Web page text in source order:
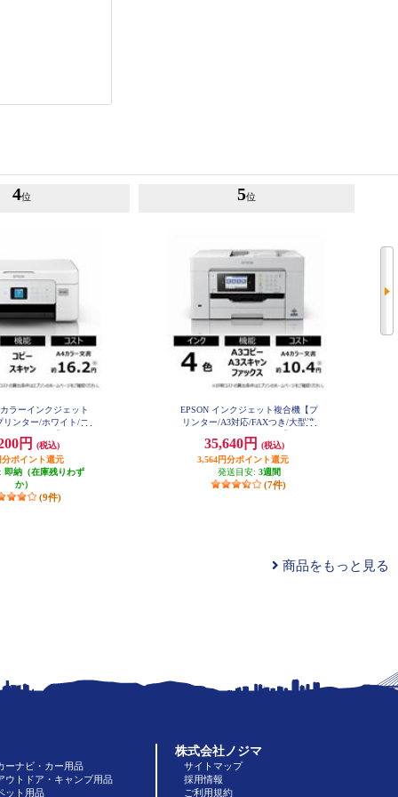
4位
ラーインクジェット
リンター/ホワイト/コ
6A
円
(税込)
分ポイント還元
即納（在庫残りわず
か）
(9件)
5位
EPSON インクジェット複合機【プ
リンター/A3対応/FAXつき/大型液
6010F
35,640円
(税込)
3,564円分ポイント還元
発送目安: 3週間
(7件)
商品をもっと見る
ーナビ・カー用品
ウトドア・キャンプ用品
ット用品
株式会社ノジマ
サイトマップ
採用情報
ご利用規約